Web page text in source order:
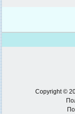
Copyright ©